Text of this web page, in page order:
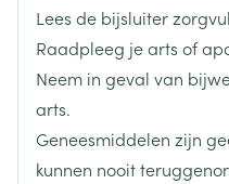
Lengte 120 mm
Diepte 25 mm
Hoeveelheid
Verpakking
Lees de bijsluiter
Raadpleeg je arts of
Neem in geval van
arts.
Geneesmiddelen zijn
kunnen nooit